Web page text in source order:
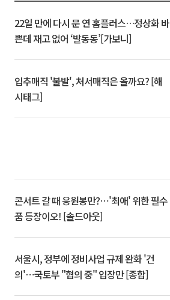
22일 만에 다시 문 연 홈플러스…정상화 바
쁜데 재고 없어 ‘발동동’[가보니]
입추매직 '불발', 처서매직은 올까요? [해
시태그]
콘서트 갈 때 응원봉만?⋯'최애' 위한 필수
품 등장이오! [솔드아웃]
서울시, 정부에 정비사업 규제 완화 '건
의'⋯국토부 "협의 중" 입장만 [종합]